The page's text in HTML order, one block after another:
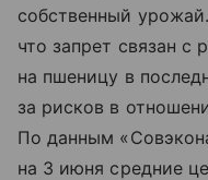
собственный
что запрет связан
на пшеницу в
за рисков в
По данным
на 3 июня средние